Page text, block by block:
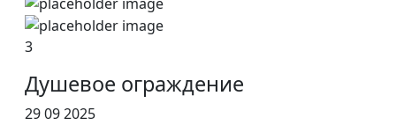
3
Душевое ограждение
29 09 2025